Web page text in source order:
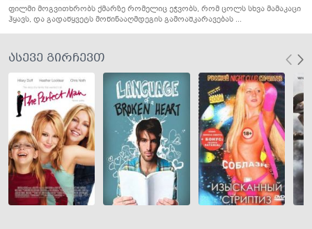
ფილმი მოგვითხრობს ქმარზე რომელიც ეჭვობს, რომ ცოლს სხვა მამაკაცი
ჰყავს, და გადაწყვეტს მოწინააღმდეგის გამოაშკარავებას ...
ასევე გირჩევთ